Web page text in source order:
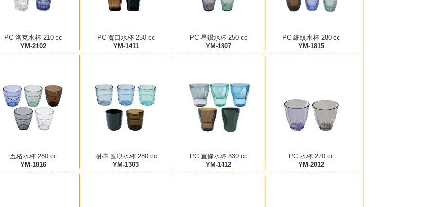
PC 洛克水杯 210 cc
YM-2102
PC 寬口水杯 250 cc
YM-1411
PC 星鑽水杯 250 cc
YM-1807
PC 細紋水杯 280 cc
YM-1815
五格水杯 280 cc
YM-1816
耐摔 波浪水杯 280 cc
YM-1303
PC 直條水杯 330 cc
YM-1412
PC 水杯 270 cc
YM-2012